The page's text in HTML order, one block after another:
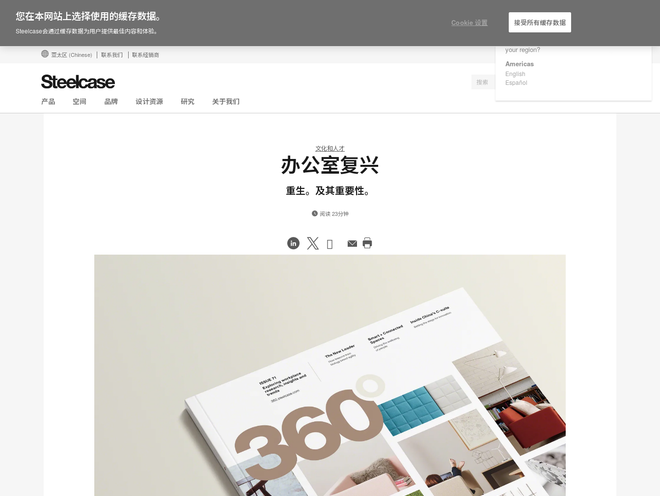
Are you in United States?
your region?
Americas
English
Español
亚太区 (Chinese) 联系我们 联系经销商
产品 空间 品牌 设计资源 研究 关于我们
文化和人才
办公室复兴
重生。及其重要性。
阅读 23分钟
在
LinkedIn
Share
on
Share
on
邮
打
您在本网站上选择使用的缓存数据。
Steelcase会通过缓存数据为用户提供最佳内容和体验。
Cookie 设置 接受所有缓存数据